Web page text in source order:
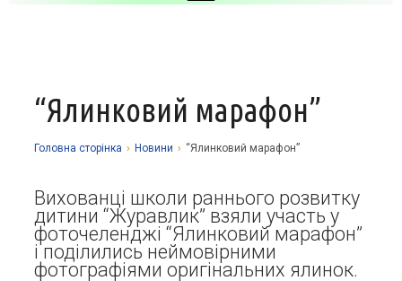
Про заклад
Історія
Музей
Наші досягнення
Фотоальбоми
Освітній процес
Дистанційне навчання
Академічна доброчесність
Нормативно-правова база
Програмне забезпечення
Науково-методичні матеріали
Виховна робота
Національно-патріотичне виховання
Організаційно-масова робота
Прозорість та відкритість
Фінансова звітність
Контакти
“Ялинковий марафон”
Головна сторiнка › Новини › “Ялинковий марафон”
Вихованці школи раннього розвитку
дитини “Журавлик” взяли участь у
фоточеленджі “Ялинковий марафон”
і поділились неймовірними
фотографіями оригінальних ялинок.